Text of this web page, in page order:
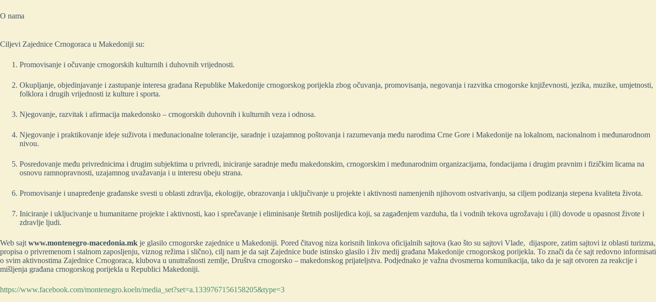
O nama
Ciljevi Zajednice Crnogoraca u Makedoniji su:
Promovisanje i očuvanje crnogorskih kulturnih i duhovnih vrijednosti.
Okupljanje, objedinjavanje i zastupanje interesa građana Republike Makedonije crnogorskog porijekla zbog očuvanja, promovisanja, negovanja i razvitka crnogorske književnosti, jezika, muzike, umjetnosti,
folklora i drugih vrijednosti iz kulture i sporta.
Njegovanje, razvitak i afirmacija makedonsko – crnogorskih duhovnih i kulturnih veza i odnosa.
Njegovanje i praktikovanje ideje suživota i međunacionalne tolerancije, saradnje i uzajamnog poštovanja i razumevanja među narodima Crne Gore i Makedonije na lokalnom, nacionalnom i međunarodnom
nivou.
Posredovanje među privrednicima i drugim subjektima u privredi, iniciranje saradnje među makedonskim, crnogorskim i međunarodnim organizacijama, fondacijama i drugim pravnim i fizičkim licama na
osnovu ramnopravnosti, uzajamnog uvažavanja i u interesu obeju strana.
Promovisanje i unapređenje građanske svesti u oblasti zdravlja, ekologije, obrazovanja i uključivanje u projekte i aktivnosti namenjenih njihovom ostvarivanju, sa ciljem podizanja stepena kvaliteta života.
Iniciranje i ukljucivanje u humanitarne projekte i aktivnosti, kao i sprečavanje i eliminisanje štetnih poslijedica koji, sa zagađenjem vazduha, tla i vodnih tekova ugrožavaju i (ili) dovode u opasnost živote i
zdravlje ljudi.
Web sajt www.montenegro-macedonia.mk je glasilo crnogorske zajednice u Makedoniji. Pored čitavog niza korisnih linkova oficijalnih sajtova (kao što su sajtovi Vlade, dijaspore, zatim sajtovi iz oblasti turizma,
propisa o privremenom i stalnom zaposljenju, viznog režima i slično), cilj nam je da sajt Zajednice bude istinsko glasilo i živ medij građana Makedonije crnogorskog porijekla. To znači da će sajt redovno informisati
o svim aktivnostima Zajednice Crnogoraca, klubova u unutrašnosti zemlje, Društva crnogorsko – makedonskog prijateljstva. Podjednako je važna dvosmerna komunikacija, tako da je sajt otvoren za reakcije i
mišljenja građana crnogorskog porijekla u Republici Makedoniji.
https://www.facebook.com/montenegro.koeln/media_set?set=a.1339767156158205&type=3